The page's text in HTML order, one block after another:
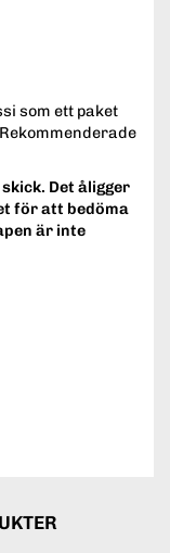
som ett paket
Det åligger
för att bedöma
är inte